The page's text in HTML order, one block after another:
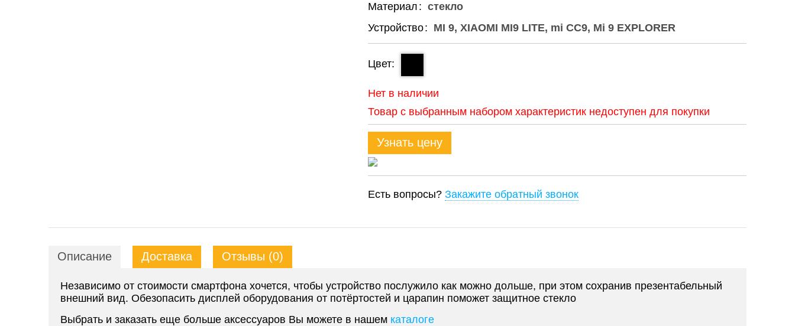
Материал стекло
Устройство
MI 9, XIAOMI MI9 LITE, mi CC9, Mi 9 EXPLORER
Цвет
Нет в наличии
Товар с выбранным набором характеристик недоступен для покупки
Узнать цену
Есть вопросы? Закажите обратный звонок
Описание Доставка Отзывы (0)
Независимо от стоимости смартфона хочется, чтобы устройство послужило как можно дольше, при этом сохранив презентабельный
внешний вид. Обезопасить дисплей оборудования от потёртостей и царапин поможет защитное стекло
Выбрать и заказать еще больше аксессуаров Вы можете в нашем каталоге